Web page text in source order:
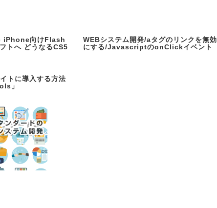
iPhone向けFlash
トへ どうなるCS5
WEBシステム開発/aタグのリンクを無効
にする/JavascriptのonClickイベント
トに導入する方法
」